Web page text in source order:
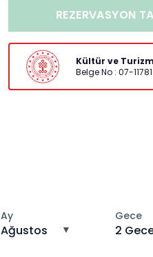
REZERVASYON
Kültür ve Turizm
Belge No : 07-11781
Ay
Ağustos ▼
Gece
2